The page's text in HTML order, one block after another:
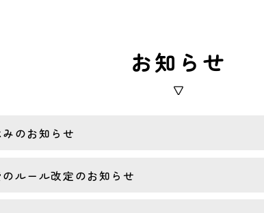
お知らせ
のお知らせ
ルール改定のお知らせ